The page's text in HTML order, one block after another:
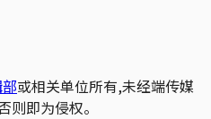
或相关单位所有,未经端传媒
即为侵权。